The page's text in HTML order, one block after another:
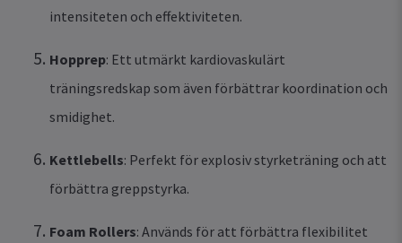
intensiteten och effektiviteten.
Hopprep: Ett utmärkt kardiovaskulärt
träningsredskap som även förbättrar koordination och
smidighet.
Kettlebells: Perfekt för explosiv styrketräning och att
förbättra greppstyrka.
Foam Rollers: Används för att förbättra flexibilitet